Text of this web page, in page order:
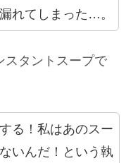
れてしまった…。
スタントスープで
る！私はあのスー
いんだ！という執